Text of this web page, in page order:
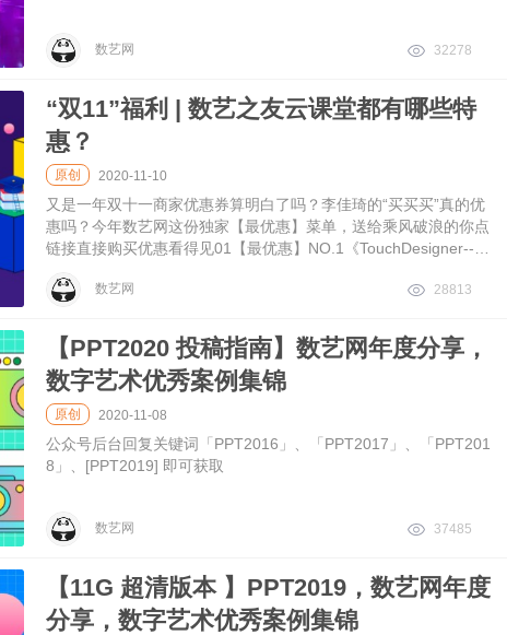
数艺网 32278
“双11”福利 | 数艺之友云课堂都有哪些特
惠？
原创 2020-11-10
又是一年双十一商家优惠券算明白了吗？李佳琦的“买买买”真的优
惠吗？今年数艺网这份独家【最优惠】菜单，送给乘风破浪的你点
链接直接购买优惠看得见01【最优惠】NO.1《TouchDesigner--全
数艺网 28813
【PPT2020 投稿指南】数艺网年度分享，
数字艺术优秀案例集锦
原创 2020-11-08
公众号后台回复关键词「PPT2016」、「PPT2017」、「PPT201
8」、[PPT2019] 即可获取
数艺网 37485
【11G 超清版本 】PPT2019，数艺网年度
分享，数字艺术优秀案例集锦